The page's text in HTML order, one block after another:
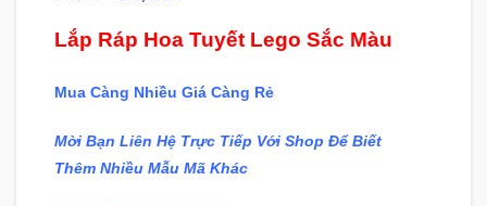
Lắp Ráp Hoa Tuyết Lego Sắc Màu
Mua Càng Nhiều Giá Càng Rẻ
Mời Bạn Liên Hệ Trực Tiếp Với Shop Để Biết
Thêm Nhiều Mẫu Mã Khác